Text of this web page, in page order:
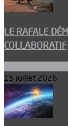
LE RAFALE
COLLABORATIF
15 juillet 2026